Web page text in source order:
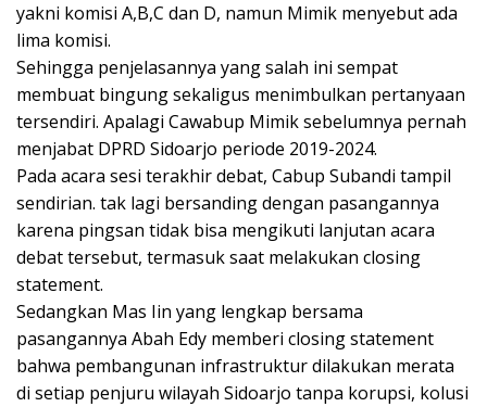
yakni komisi A,B,C dan D, namun Mimik menyebut ada
lima komisi.
Sehingga penjelasannya yang salah ini sempat
membuat bingung sekaligus menimbulkan pertanyaan
tersendiri. Apalagi Cawabup Mimik sebelumnya pernah
menjabat DPRD Sidoarjo periode 2019-2024.
Pada acara sesi terakhir debat, Cabup Subandi tampil
sendirian. tak lagi bersanding dengan pasangannya
karena pingsan tidak bisa mengikuti lanjutan acara
debat tersebut, termasuk saat melakukan closing
statement.
Sedangkan Mas Iin yang lengkap bersama
pasangannya Abah Edy memberi closing statement
bahwa pembangunan infrastruktur dilakukan merata
di setiap penjuru wilayah Sidoarjo tanpa korupsi, kolusi